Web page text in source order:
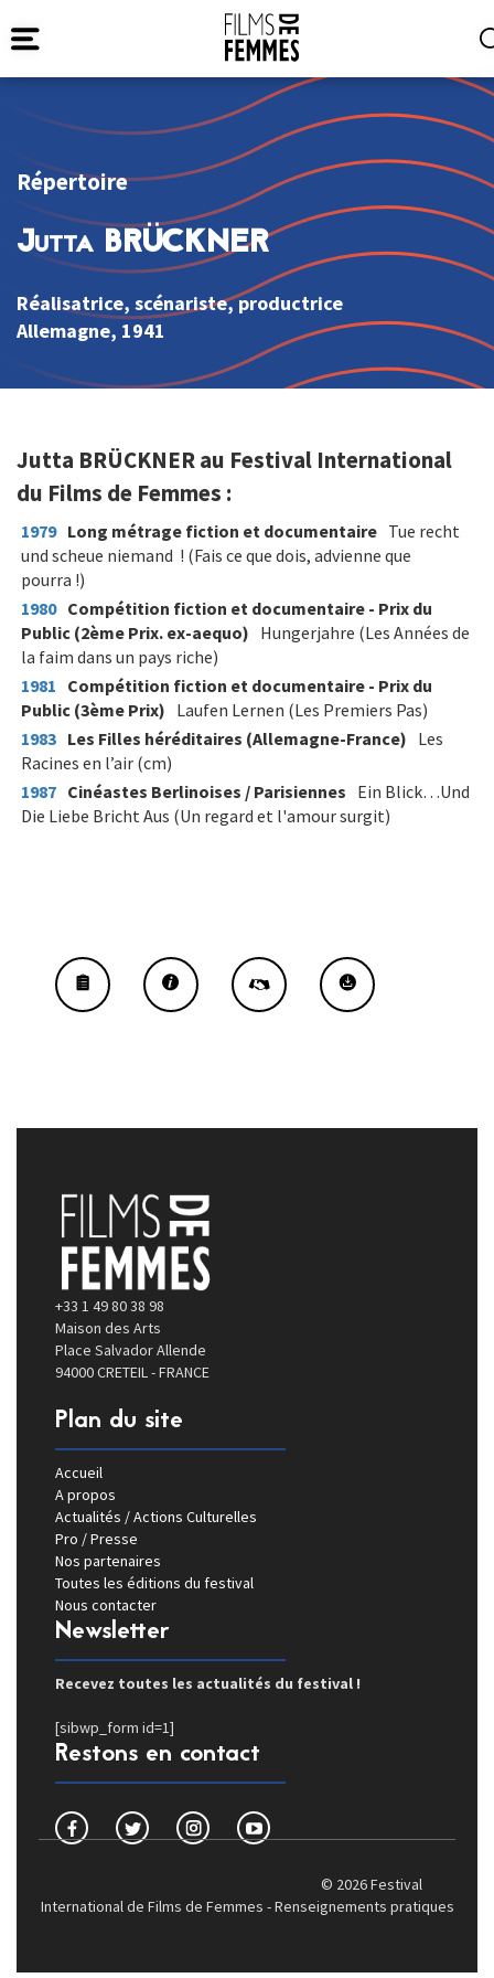
Répertoire
Jutta BRÜCKNER
Réalisatrice, scénariste, productrice
Allemagne, 1941
Jutta BRÜCKNER au Festival International
du Films de Femmes :
1979 Long métrage fiction et documentaire Tue recht
und scheue niemand ! (Fais ce que dois, advienne que
pourra !)
1980 Compétition fiction et documentaire - Prix du
Public (2ème Prix. ex-aequo) Hungerjahre (Les Années de
la faim dans un pays riche)
1981 Compétition fiction et documentaire - Prix du
Public (3ème Prix) Laufen Lernen (Les Premiers Pas)
1983 Les Filles héréditaires (Allemagne-France) Les
Racines en l’air (cm)
1987 Cinéastes Berlinoises / Parisiennes Ein Blick…Und
Die Liebe Bricht Aus (Un regard et l'amour surgit)
+33 1 49 80 38 98
Maison des Arts
Place Salvador Allende
94000 CRETEIL - FRANCE
Plan du site
Accueil
A propos
Actualités / Actions Culturelles
Pro / Presse
Nos partenaires
Toutes les éditions du festival
Nous contacter
Newsletter
Recevez toutes les actualités du festival !
[sibwp_form id=1]
Restons en contact
© 2026 Festival
International de Films de Femmes -Renseignements pratiques